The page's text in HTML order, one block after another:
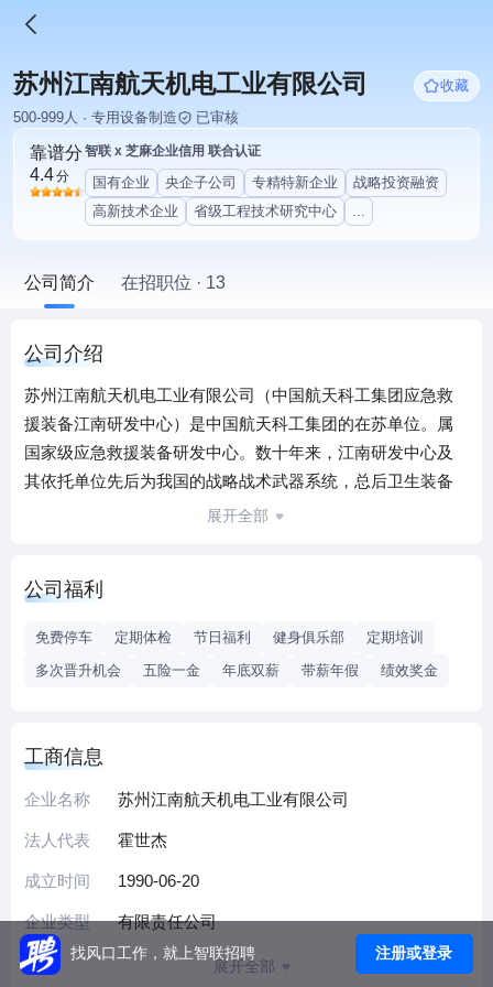
苏州江南航天机电工业有限公司
收藏
500-999人 · 专用设备制造
已审核
靠谱分
4.4分
智联 x 芝麻企业信用 联合认证
国有企业 央企子公司 专精特新企业
战略投资融资
高新技术企业
省级工程技术研究中心 ...
公司简介 在招职位 · 13
公司介绍
苏州江南航天机电工业有限公司（中国航天科工集团应急救
援装备江南研发中心）是中国航天科工集团的在苏单位。属
国家级应急救援装备研发中心。数十年来，江南研发中心及
其依托单位先后为我国的战略战术武器系统，总后卫生装备
系统，武警后勤装备系统，国家公安，人防，消防，气象，
展开全部
公司福利
免费停车 定期体检 节日福利 健身俱乐部
定期培训
多次晋升机会
五险一金 年底双薪 带薪年假 绩效奖金
工商信息
企业名称 苏州江南航天机电工业有限公司
法人代表 霍世杰
成立时间 1990-06-20
企业类型 有限责任公司
展开全部
找风口工作，就上智联招聘 注册或登录